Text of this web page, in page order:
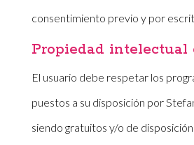
consentimiento previo y por
Propiedad intelectual
El usuario debe respetar los
puestos a su disposición por
siendo gratuitos y/o de